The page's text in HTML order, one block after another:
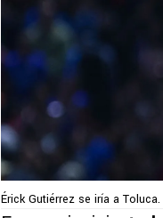
Érick Gutiérrez se iría a Toluca.